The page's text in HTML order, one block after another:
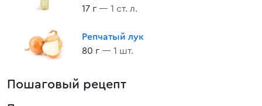
17 г — 1 ст. л.
Репчатый лук
80 г — 1 шт.
Пошаговый рецепт